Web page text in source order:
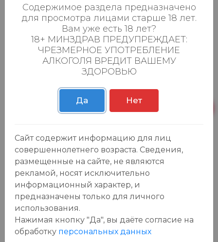
Батыршина 20Б
23:00
3 шт.
Магистральная 22д
Пн-Вс с 08:00 до
23:00
Осиновская 2В,
Пестрецы
Пн-Вс с 09:00 до
23:00
1 шт.
23:00
Отзывы:
Оставить отзыв
У данного товара еще нет отзывов, будьте первым, кто
Содержимое раздела предназначено
для просмотра лицами старше 18 лет.
Вам уже есть 18 лет?
18+ МИНЗДРАВ ПРЕДУПРЕЖДАЕТ:
ЧРЕЗМЕРНОЕ УПОТРЕБЛЕНИЕ
АЛКОГОЛЯ ВРЕДИТ ВАШЕМУ
ЗДОРОВЬЮ
Да Нет
Сайт содержит информацию для лиц
совершеннолетнего возраста. Сведения,
размещенные на сайте, не являются
рекламой, носят исключительно
информационный характер, и
предназначены только для личного
использования.
Нажимая кнопку "Да", вы даёте cогласие на
обработку персональных данных